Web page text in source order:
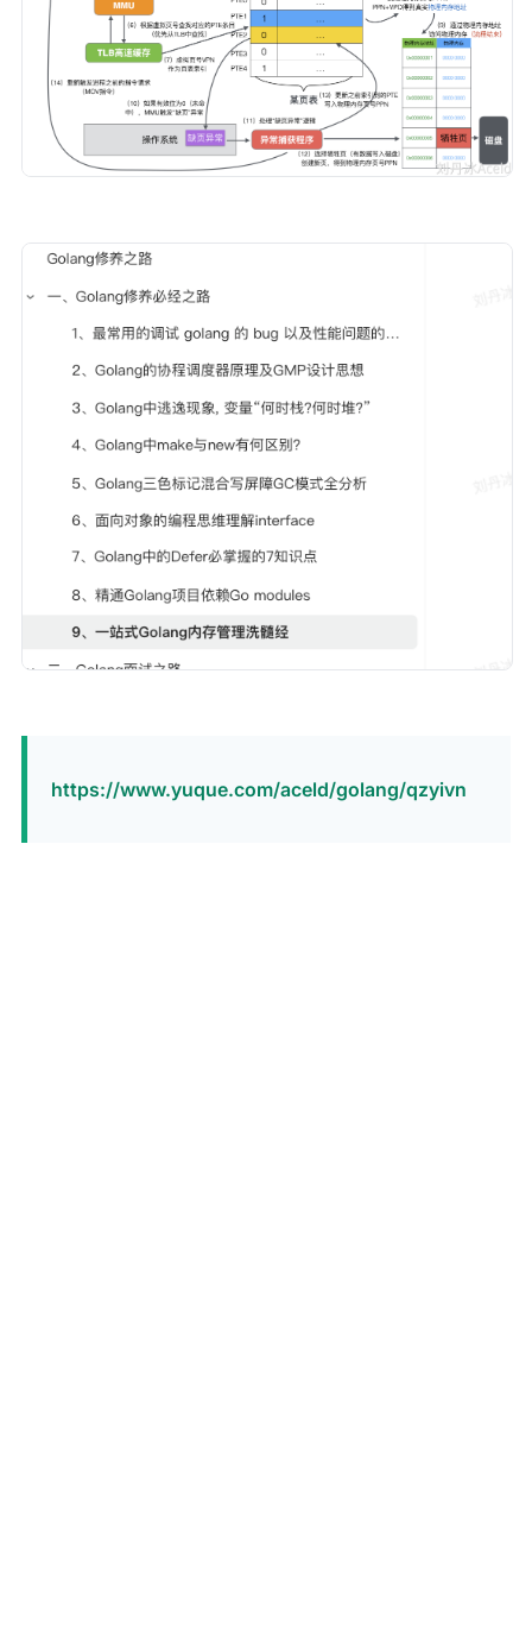
https://www.yuque.com/aceld/golang/qzyivn